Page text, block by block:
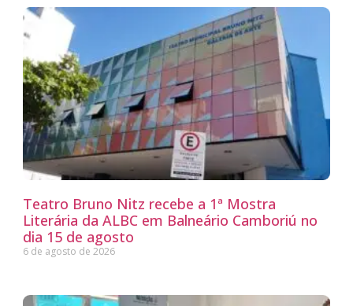
Teatro Bruno Nitz recebe a 1ª Mostra
Literária da ALBC em Balneário Camboriú no
dia 15 de agosto
6 de agosto de 2026